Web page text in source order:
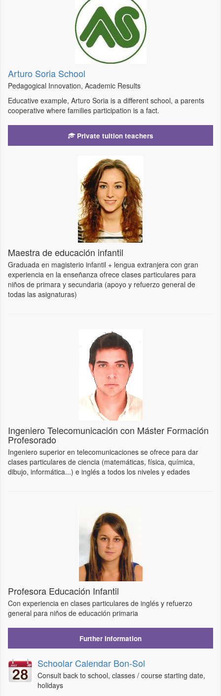
Arturo Soria School
Pedagogical Innovation, Academic Results
Educative example, Arturo Soria is a different school, a parents
cooperative where families participation is a fact.
Private tuition teachers
Maestra de educación infantil
Graduada en magisterio infantil + lengua extranjera con gran
experiencia en la enseñanza ofrece clases particulares para
niños de primara y secundaria (apoyo y refuerzo general de
todas las asignaturas)
Ingeniero Telecomunicación con Máster Formación
Profesorado
Ingeniero superior en telecomunicaciones se ofrece para dar
clases particulares de ciencia (matemáticas, física, química,
dibujo, informática...) e inglés a todos los niveles y edades
Profesora Educación Infantil
Con experiencia en clases particulares de inglés y refuerzo
general para niños de educación primaria
Further Information
Schoolar Calendar Bon-Sol
Consult back to school, classes / course starting date,
holidays